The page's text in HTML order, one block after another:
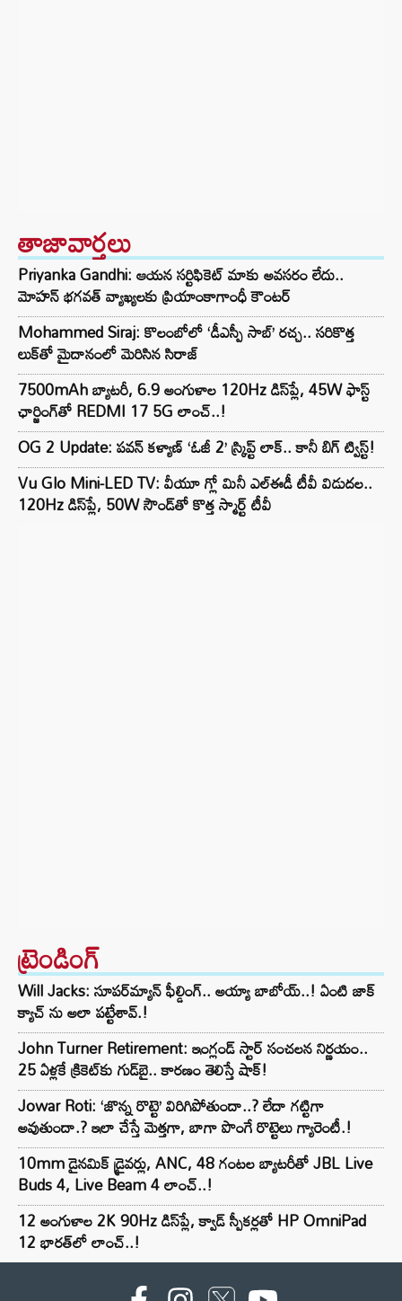
తాజావార్తలు
Priyanka Gandhi: ఆయన సర్టిఫికెట్ మాకు అవసరం లేదు..
మోహన్ భగవత్‌ వ్యాఖ్యలకు ప్రియాంకాగాంధీ కౌంటర్
Mohammed Siraj: కొలంబోలో ‘డీఎస్పీ సాబ్’ రచ్చ.. సరికొత్త
లుక్‌తో మైదానంలో మెరిసిన సిరాజ్
7500mAh బ్యాటరీ, 6.9 అంగుళాల 120Hz డిస్‌ప్లే, 45W ఫాస్ట్
ఛార్జింగ్‌తో REDMI 17 5G లాంచ్..!
OG 2 Update: పవన్ కళ్యాణ్ ‘ఓజీ 2’ స్క్రిప్ట్ లాక్.. కానీ బిగ్ ట్విస్ట్!
Vu Glo Mini-LED TV: వీయూ గ్లో మినీ ఎల్ఈడీ టీవీ విడుదల..
120Hz డిస్‌ప్లే, 50W సౌండ్‌తో కొత్త స్మార్ట్ టీవీ
ట్రెండింగ్‌
Will Jacks: సూపర్‌మ్యాన్ ఫీల్డింగ్.. అయ్యా బాబోయ్..! ఏంటి జాక్
క్యాచ్ ను అలా పట్టేశావ్.!
John Turner Retirement: ఇంగ్లండ్ స్టార్ సంచలన నిర్ణయం..
25 ఏళ్లకే క్రికెట్‌కు గుడ్‌బై.. కారణం తెలిస్తే షాక్!
Jowar Roti: ‘జొన్న రొట్టె’ విరిగిపోతుందా..? లేదా గట్టిగా
అవుతుందా.? ఇలా చేస్తే మెత్తగా, బాగా పొంగే రొట్టెలు గ్యారెంటీ.!
10mm డైనమిక్ డ్రైవర్లు, ANC, 48 గంటల బ్యాటరీతో JBL Live
Buds 4, Live Beam 4 లాంచ్..!
12 అంగుళాల 2K 90Hz డిస్‌ప్లే, క్వాడ్ స్పీకర్లతో HP OmniPad
12 భారత్‌లో లాంచ్..!